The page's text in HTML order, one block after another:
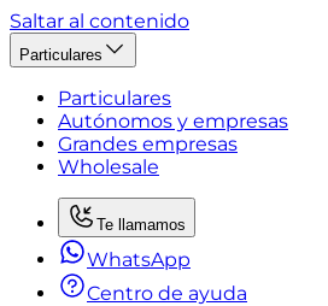
Saltar al contenido
Particulares
Particulares
Autónomos y empresas
Grandes empresas
Wholesale
Te llamamos
WhatsApp
Centro de ayuda